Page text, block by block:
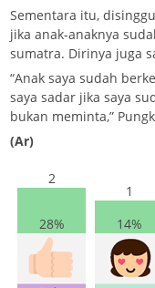
Sementara itu,
jika anak-anaknya
sumatra. Dirinya juga
“Anak saya sudah
saya sadar jika saya
bukan meminta,”
(Ar)
2
28%
1
14%